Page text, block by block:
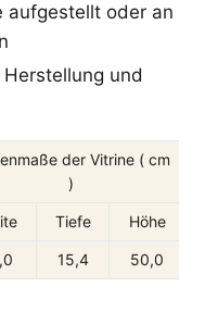
aufgestellt oder an
und
der Vitrine ( cm
)
Tiefe Höhe
15,4 50,0